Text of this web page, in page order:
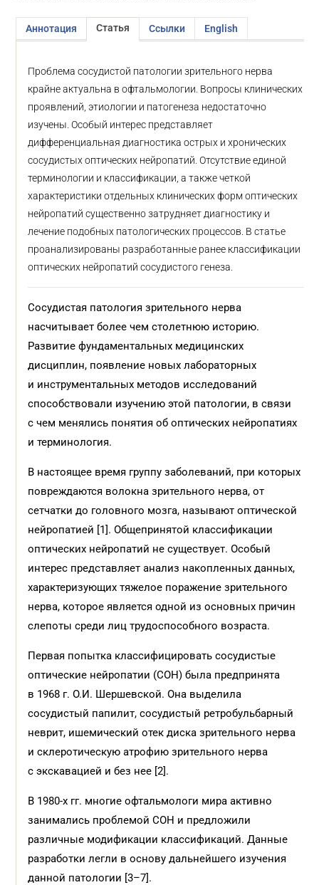
Аннотация Статья Ссылки English
Проблема сосудистой патологии зрительного нерва
крайне актуальна в офтальмологии. Вопросы клинических
проявлений, этиологии и патогенеза недостаточно
изучены. Особый интерес представляет
дифференциальная диагностика острых и хронических
сосудистых оптических нейропатий. Отсутствие единой
терминологии и классификации, а также четкой
характеристики отдельных клинических форм оптических
нейропатий существенно затрудняет диагностику и
лечение подобных патологических процессов. В статье
проанализированы разработанные ранее классификации
оптических нейропатий сосудистого генеза.
Сосудистая патология зрительного нерва
насчитывает более чем столетнюю историю.
Развитие фундаментальных медицинских
дисциплин, появление новых лабораторных
и инструментальных методов исследований
способствовали изучению этой патологии, в связи
с чем менялись понятия об оптических нейропатиях
и терминология.
В настоящее время группу заболеваний, при которых
повреждаются волокна зрительного нерва, от
сетчатки до головного мозга, называют оптической
нейропатией [1]. Общепринятой классификации
оптических нейропатий не существует. Особый
интерес представляет анализ накопленных данных,
характеризующих тяжелое поражение зрительного
нерва, которое является одной из основных причин
слепоты среди лиц трудоспособного возраста.
Первая попытка классифицировать сосудистые
оптические нейропатии (СОН) была предпринята
в 1968 г. О.И. Шершевской. Она выделила
сосудистый папилит, сосудистый ретробульбарный
неврит, ишемический отек диска зрительного нерва
и склеротическую атрофию зрительного нерва
с экскавацией и без нее [2].
В 1980-х гг. многие офтальмологи мира активно
занимались проблемой СОН и предложили
различные модификации классификаций. Данные
разработки легли в основу дальнейшего изучения
данной патологии [3–7].